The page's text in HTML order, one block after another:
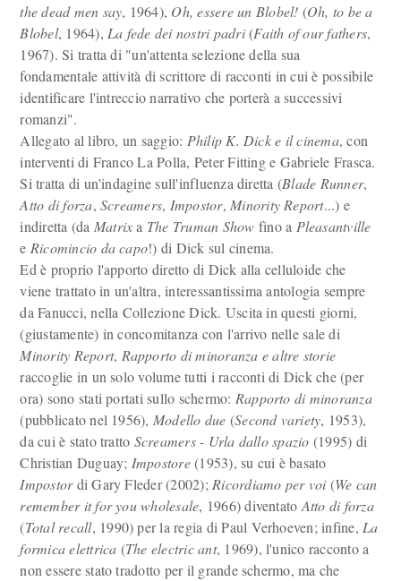
the dead men say, 1964), Oh, essere un Blobel! (Oh, to be a
Blobel, 1964), La fede dei nostri padri(Faith of our fathers,
1967). Si tratta di "un'attenta selezione della sua
fondamentale attività di scrittore di racconti in cui è possibile
identificare l'intreccio narrativo che porterà a successivi
romanzi".
Allegato al libro, un saggio: Philip K. Dick e il cinema, con
interventi di Franco La Polla, Peter Fitting e Gabriele Frasca.
Si tratta di un'indagine sull'influenza diretta (Blade Runner,
Atto di forza,Screamers, Impostor, Minority Report...) e
indiretta (da Matrixa The Truman Show fino a Pleasantville
e Ricomincio da capo!) di Dick sul cinema.
Ed è proprio l'apporto diretto di Dick alla celluloide che
viene trattato in un'altra, interessantissima antologia sempre
da Fanucci, nella Collezione Dick. Uscita in questi giorni,
(giustamente) in concomitanza con l'arrivo nelle sale di
Minority Report, Rapporto di minoranza e altre storie
raccoglie in un solo volume tutti i racconti di Dick che (per
ora) sono stati portati sullo schermo: Rapporto di minoranza
(pubblicato nel 1956), Modello due (Second variety, 1953),
da cui è stato tratto Screamers - Urla dallo spazio (1995) di
Christian Duguay; Impostore(1953), su cui è basato
Impostordi Gary Fleder (2002); Ricordiamo per voi(We can
remember it for you wholesale, 1966) diventato Atto di forza
(Total recall, 1990) per la regia di Paul Verhoeven; infine, La
formica elettrica (The electric ant, 1969), l'unico racconto a
non essere stato tradotto per il grande schermo, ma che